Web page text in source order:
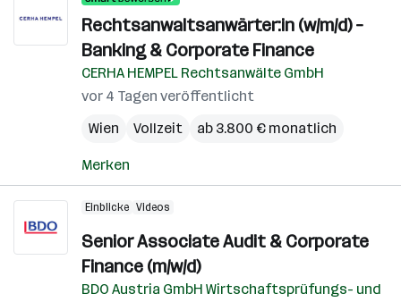
Rechtsanwaltsanwärter:in (w/m/d) –
Banking & Corporate Finance
CERHA HEMPEL Rechtsanwälte GmbH
vor 4 Tagen veröffentlicht
Wien
Vollzeit ab 3.800 € monatlich
Merken
Einblicke Videos
Senior Associate Audit & Corporate
Finance (m/w/d)
BDO Austria GmbH Wirtschaftsprüfungs- und